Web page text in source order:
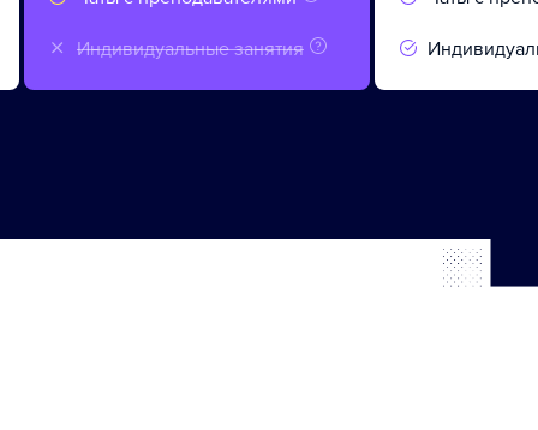
Индивидуальные занятия